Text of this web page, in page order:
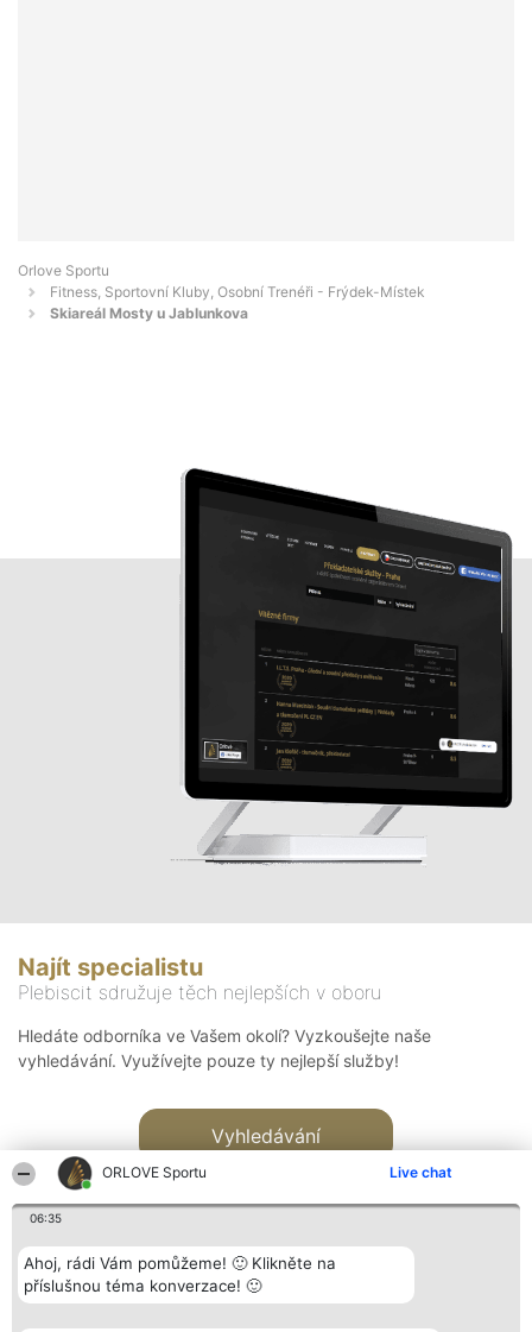
ORLOVE Sportu Live chat
06:35
Ahoj, rádi Vám pomůžeme! 🙂 Klikněte na
příslušnou téma konverzace! 🙂
Orlove Sportu
Fitness, Sportovní Kluby, Osobní Trenéři - Frýdek-Místek
Skiareál Mosty u Jablunkova
Najít specialistu
Plebiscit sdružuje těch nejlepších v oboru
Hledáte odborníka ve Vašem okolí? Vyzkoušejte naše
vyhledávání. Využívejte pouze ty nejlepší služby!
Vyhledávání
Bright Side Solutions sp. z o. Vítězové Kontakt